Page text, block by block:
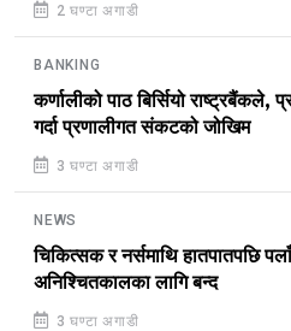
2 घण्टा अगाडी
BANKING
कर्णालीको पाठ बिर्सियो
गर्दा प्रणालीगत संकटको जोखिम
3 घण्टा अगाडी
NEWS
चिकित्सक र नर्समाथि हातपातपछि
अनिश्चितकालका लागि बन्द
3 घण्टा अगाडी